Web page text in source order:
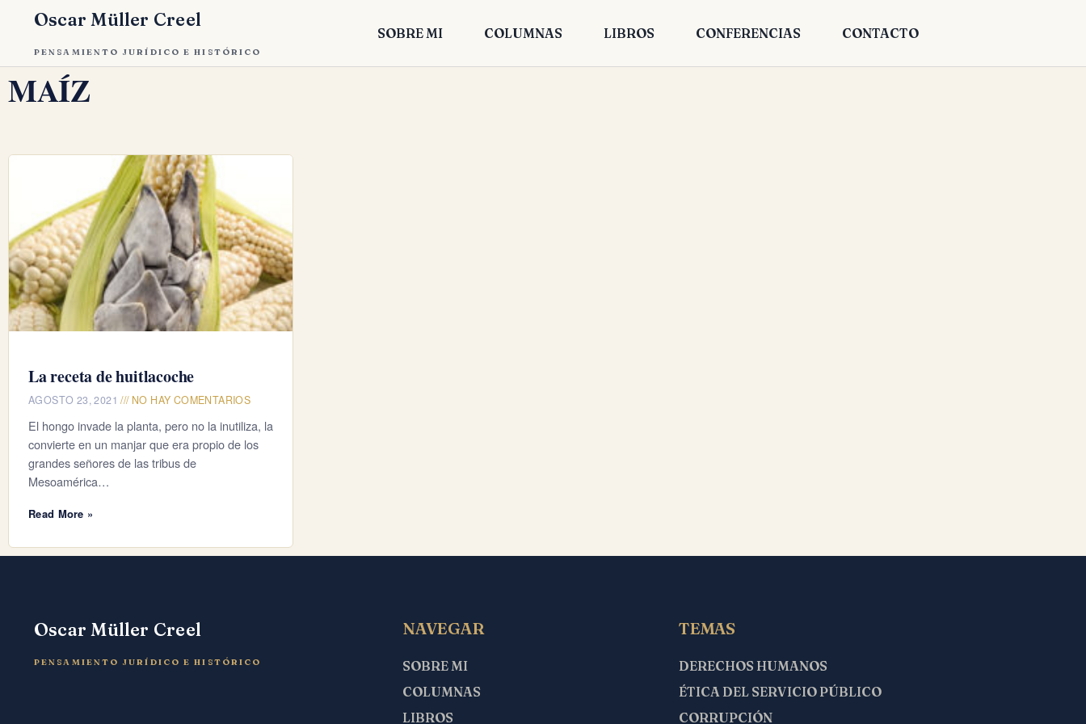
Oscar Müller Creel
PENSAMIENTO JURÍDICO E HISTÓRICO
SOBRE MI COLUMNAS LIBROS CONFERENCIAS CONTACTO
MAÍZ
La receta de huitlacoche
AGOSTO 23, 2021 NO HAY COMENTARIOS
El hongo invade la planta, pero no la inutiliza, la
convierte en un manjar que era propio de los
grandes señores de las tribus de
Mesoamérica…
Read More »
Oscar Müller Creel
PENSAMIENTO JURÍDICO E HISTÓRICO
NAVEGAR
SOBRE MI
COLUMNAS
LIBROS
TEMAS
DERECHOS HUMANOS
ÉTICA DEL SERVICIO PÚBLICO
CORRUPCIÓN